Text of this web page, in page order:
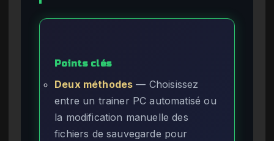
Points clés
Deux méthodes — Choisissez
entre un trainer PC automatisé ou
la modification manuelle des
fichiers de sauvegarde pour